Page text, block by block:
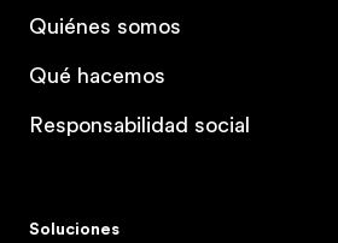
Quiénes somos
Qué hacemos
Responsabilidad social
Soluciones